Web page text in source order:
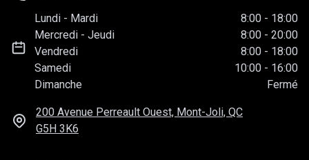
Lundi - Mardi 8:00 - 18:00
Mercredi -Jeudi 8:00 - 20:00
Vendredi
8:00 - 18:00
Samedi
10:00 - 16:00
Dimanche
Fermé
200 Avenue Perreault Ouest, Mont-Joli, QC
G5H 3K6